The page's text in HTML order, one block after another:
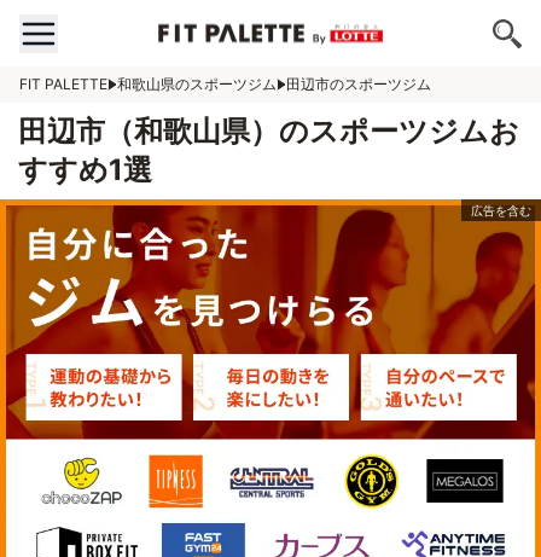
FIT PALETTE 和歌山県のスポーツジム 田辺市のスポーツジム
田辺市（和歌山県）のスポーツジムお
すすめ1選